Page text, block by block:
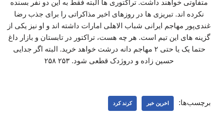
متفاوتی خواهند داشت. تراکتوری ها البته فقط به این دو نفر بسنده
نکرده اند. تبریزی ها در روزهای اخیر مذاکراتی را برای جذب رضا
غندی‌پور مهاجم ایرانی شباب الاهلی امارات داشته اند و او نیز یکی از
گزینه های این تیم است. هر چه هست، تراکتور در تابستان و بازار داغ
حتما یک یا حتی ۲ مهاجم دانه درشت خواهد خرید. البته اگر جدایی
حسین زاده و دروژدک قطعی شود. ۲۵۳ ۲۵۸
برچسب‌ها: اخرین خبر کرند کرد